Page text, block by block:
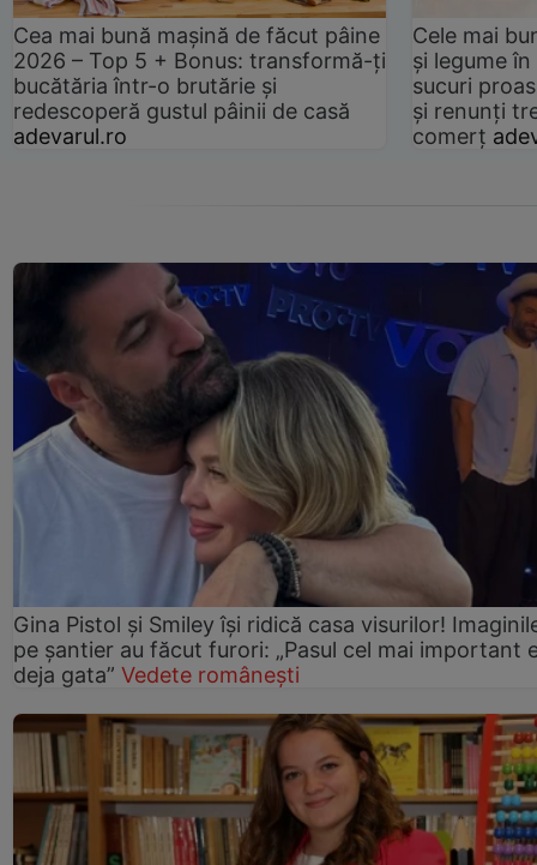
Cea mai bună mașină de făcut pâine
2026 – Top 5 + Bonus: transformă-ți
bucătăria într-o brutărie și
redescoperă gustul pâinii de casă
adevarul.ro
Cele mai
și legume
sucuri
și renunți
comerț
Gina Pistol și Smiley își ridică casa visurilor!
pe șantier au făcut furori: „Pasul cel mai important
deja gata” Vedete românești